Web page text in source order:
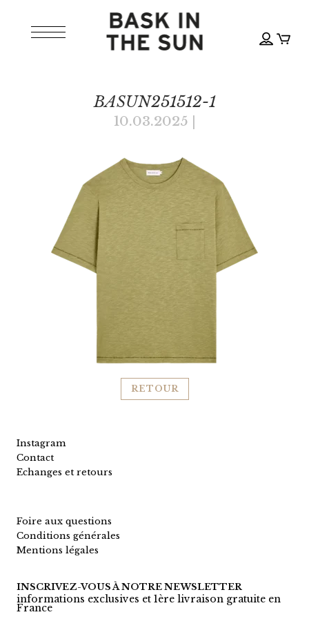
BASUN251512-1
10.03.2025
RETOUR
Instagram
Contact
Echanges et retours
Foire aux questions
Conditions générales
Mentions légales
INSCRIVEZ-VOUS À NOTRE NEWSLETTER
informations exclusives et 1ère livraison gratuite en
France